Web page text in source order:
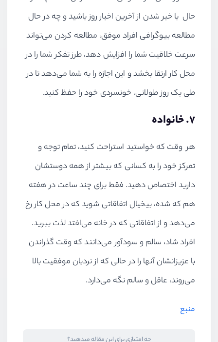
حال با خبر شدن از آخرین اخبار روز باشید و چه در حال
مطالعه بیوگرافی افراد موفق، مطالعه کردن می‌تواند
سرعت خلاقیت شما را افزایش دهد، طرز تفکر شما را در
محل کار ارتقا بخشد و این اجازه را به شما می‌دهد تا در
طی یک روز طولانی، خونسردی خود را حفظ کنید.
۷. خانواده
هر وقت که خواستید استراحت کنید، تمام توجه و
تمرکز خود را به کسانی که بیشتر از همه دوستشان
دارید اختصاص دهید. فقط برای چند ساعت در هفته
هم که شده، بیخیال اتفاقاتی شوید که در محل کار رخ
می‌دهد و از اتفاقاتی که در خانه می‌افتد لذت ببرید.
افراد شاد، سالم و سودآور می‌دانند که وقت گذراندن
با عزیزانشان آنها را در حالی که از نردبان موفقیت بالا
می‌روند، عاقل و سالم نگه می‌دارد.
منبع
چه امتیازی برای این مقاله میدهید؟